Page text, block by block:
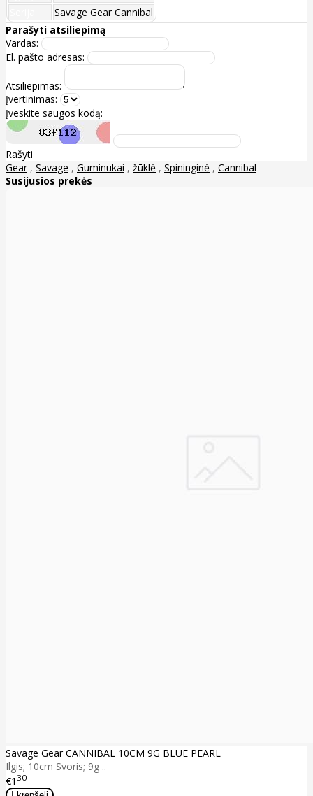
Savage Gear Cannibal
Parašyti atsiliepimą
Vardas:
El. pašto adresas:
Atsiliepimas:
Įvertinimas:
Įveskite saugos kodą:
Rašyti
Gear , Savage , Guminukai , žūklė , Spininginė , Cannibal
Susijusios prekės
Savage Gear CANNIBAL 10CM 9G BLUE PEARL
Ilgis; 10cm Svoris; 9g ..
€1 30